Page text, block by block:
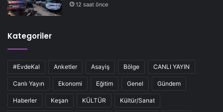
12 saat önce
Kategoriler
#EvdeKal Anketler Asayiş Bölge CANLI YAYIN
Canlı Yayın Ekonomi Eğitim Genel Gündem
Haberler Keşan KÜLTÜR Kültür/Sanat